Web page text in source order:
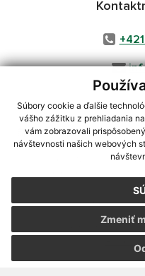
Súbory cookie a ďalšie
vášho zážitku z prehliadania
vám zobrazovali
návštevnosti našich webových
Zmeniť
využite možnosť získavania
CMS systém (redakčný) systém
webex.digital,
Posledná
Vytlačiť stránku|